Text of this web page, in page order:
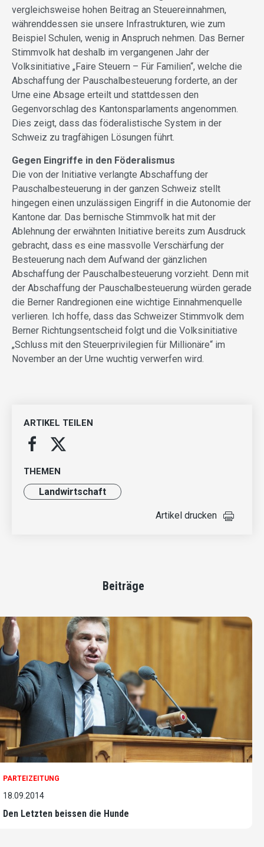
vergleichsweise hohen Beitrag an Steuereinnahmen,
währenddessen sie unsere Infrastrukturen, wie zum
Beispiel Schulen, wenig in Anspruch nehmen. Das Berner
Stimmvolk hat deshalb im vergangenen Jahr der
Volksinitiative „Faire Steuern – Für Familien“, welche die
Abschaffung der Pauschalbesteuerung forderte, an der
Urne eine Absage erteilt und stattdessen den
Gegenvorschlag des Kantonsparlaments angenommen.
Dies zeigt, dass das föderalistische System in der
Schweiz zu tragfähigen Lösungen führt.
Gegen Eingriffe in den Föderalismus
Die von der Initiative verlangte Abschaffung der
Pauschalbesteuerung in der ganzen Schweiz stellt
hingegen einen unzulässigen Eingriff in die Autonomie der
Kantone dar. Das bernische Stimmvolk hat mit der
Ablehnung der erwähnten Initiative bereits zum Ausdruck
gebracht, dass es eine massvolle Verschärfung der
Besteuerung nach dem Aufwand der gänzlichen
Abschaffung der Pauschalbesteuerung vorzieht. Denn mit
der Abschaffung der Pauschalbesteuerung würden gerade
die Berner Randregionen eine wichtige Einnahmenquelle
verlieren. Ich hoffe, dass das Schweizer Stimmvolk dem
Berner Richtungsentscheid folgt und die Volksinitiative
„Schluss mit den Steuerprivilegien für Millionäre“ im
November an der Urne wuchtig verwerfen wird.
ARTIKEL TEILEN
THEMEN
Landwirt­schaft
Artikel drucken
Beiträge
PARTEIZEITUNG
18.09.2014
Den Letzten beissen die Hunde